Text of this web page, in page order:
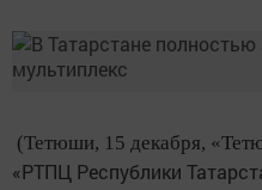
(Тетюши, 15 декабря,
«РТПЦ Республики